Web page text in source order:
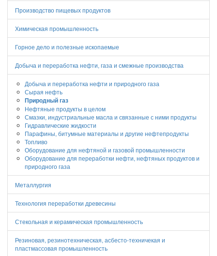
Производство пищевых продуктов
Химическая промышленность
Горное дело и полезные ископаемые
Добыча и переработка нефти, газа и смежные производства
Добыча и переработка нефти и природного газа
Сырая нефть
Природный газ
Нефтяные продукты в целом
Смазки, индустриальные масла и связанные с ними продукты
Гидравлические жидкости
Парафины, битумные материалы и другие нефтепродукты
Топливо
Оборудование для нефтяной и газовой промышленности
Оборудование для переработки нефти, нефтяных продуктов и
природного газа
Металлургия
Технология переработки древесины
Стекольная и керамическая промышленность
Резиновая, резинотехническая, асбесто-техничекая и
пластмассовая промышленность